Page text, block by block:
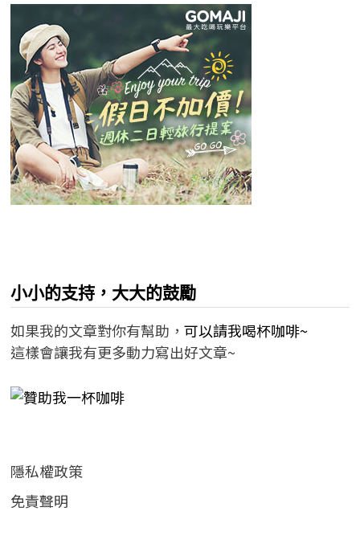
小小的支持，大大的鼓勵
如果我的文章對你有幫助， 可以請我喝杯咖啡~
這樣會讓我有更多動力寫出好文章~
隱私權政策
免責聲明